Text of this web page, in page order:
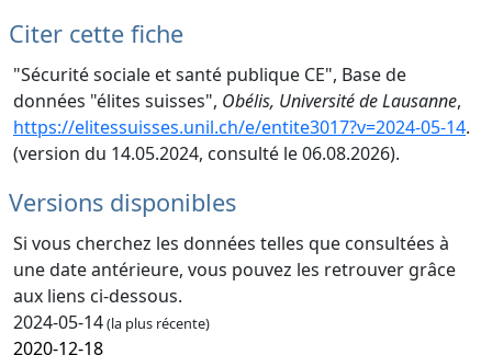
Citer cette fiche
"Sécurité sociale et santé publique CE", Base de
données "élites suisses", Obélis, Université de Lausanne,
https://elitessuisses.unil.ch/e/entite3017?v=2024-05-14.
(version du 14.05.2024, consulté le 06.08.2026).
Versions disponibles
Si vous cherchez les données telles que consultées à
une date antérieure, vous pouvez les retrouver grâce
aux liens ci-dessous.
2024-05-14(la plus récente)
2020-12-18